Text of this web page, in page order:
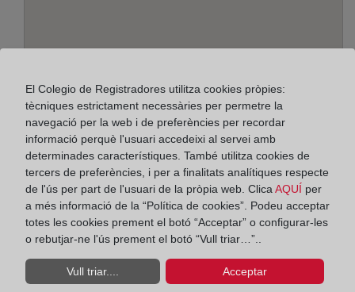
Adreça:
Paseo Marítimo, 3, 11010
Horario:
Agosto: De lunes a viernes de 09:00 a 14:00 horas
El Colegio de Registradores utilitza cookies pròpies:
tècniques estrictament necessàries per permetre la
navegació per la web i de preferències per recordar
informació perquè l'usuari accedeixi al servei amb
determinades característiques. També utilitza cookies de
tercers de preferències, i per a finalitats analítiques respecte
de l'ús per part de l'usuari de la pròpia web. ClicaAQUÍ per
a més informació de la “Política de cookies”. Podeu acceptar
totes les cookies prement el botó “Acceptar” o configurar-les
o rebutjar-ne l'ús prement el botó “Vull triar…”..
Vull triar.... Acceptar